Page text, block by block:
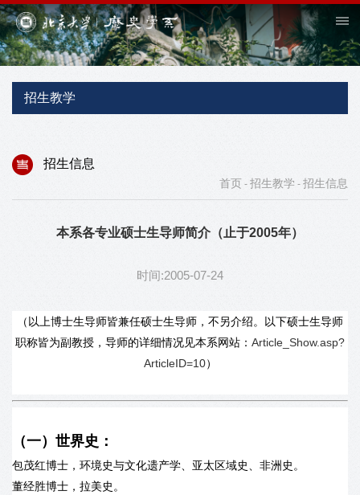
招生教学
招生信息
首页 - 招生教学 - 招生信息
本系各专业硕士生导师简介（止于2005年）
时间:2005-07-24
（以上博士生导师皆兼任硕士生导师，不另介绍。以下硕士生导师
职称皆为副教授，导师的详细情况见本系网站： Article_Show.asp?
ArticleID=10）
（一）世界史：
包茂红博士，环境史与文化遗产学、亚太区域史、非洲史。
董经胜博士，拉美史。